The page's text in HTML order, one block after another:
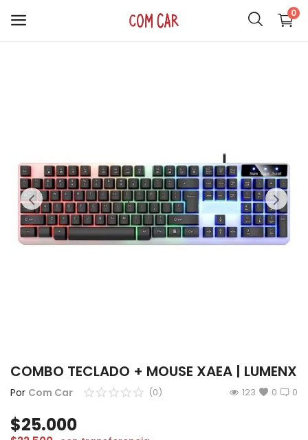
0
AUDIO
SMARTWATCH
COMPUTACIÓN
INFANTIL
Lista de deseos
COMBO TECLADO + MOUSE XAEA | LUMENX
Por Com Car 0
(0) 0
123
$25.000